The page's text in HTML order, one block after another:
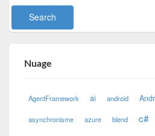
Nuage
AgentFramework ai android
asynchronisme azure blend c#